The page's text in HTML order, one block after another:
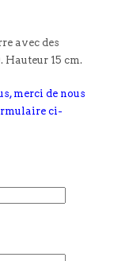
avec des
Hauteur 15 cm.
merci de nous
ci-